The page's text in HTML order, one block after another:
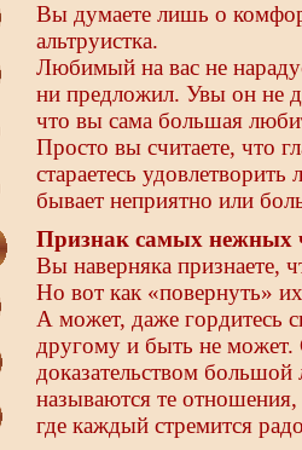
Вы думаете лишь о
альтруистка.
Любимый на вас не
ни предложил. Увы он не
что вы сама большая
Просто вы считаете, что
стараетесь
бывает неприятно или
Признак самых нежных
Вы наверняка признаете,
Но вот как «повернуть»
А может, даже гордитесь
другому и быть не может.
доказательством
называются те
где каждый стремится